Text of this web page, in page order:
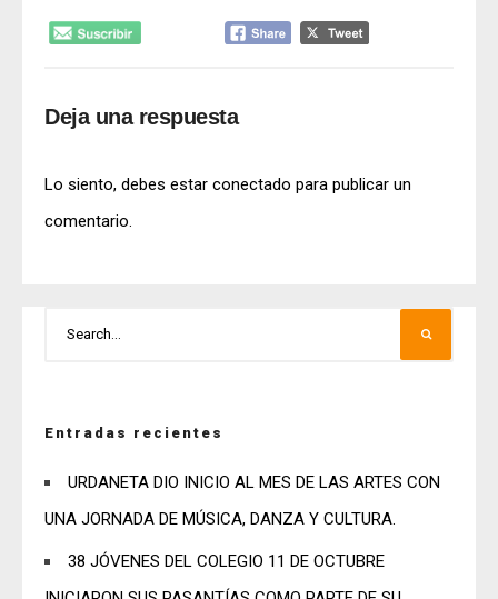
Deja una respuesta
Lo siento, debes estar conectado para publicar un
comentario.
Entradas recientes
URDANETA DIO INICIO AL MES DE LAS ARTES CON
UNA JORNADA DE MÚSICA, DANZA Y CULTURA.
38 JÓVENES DEL COLEGIO 11 DE OCTUBRE